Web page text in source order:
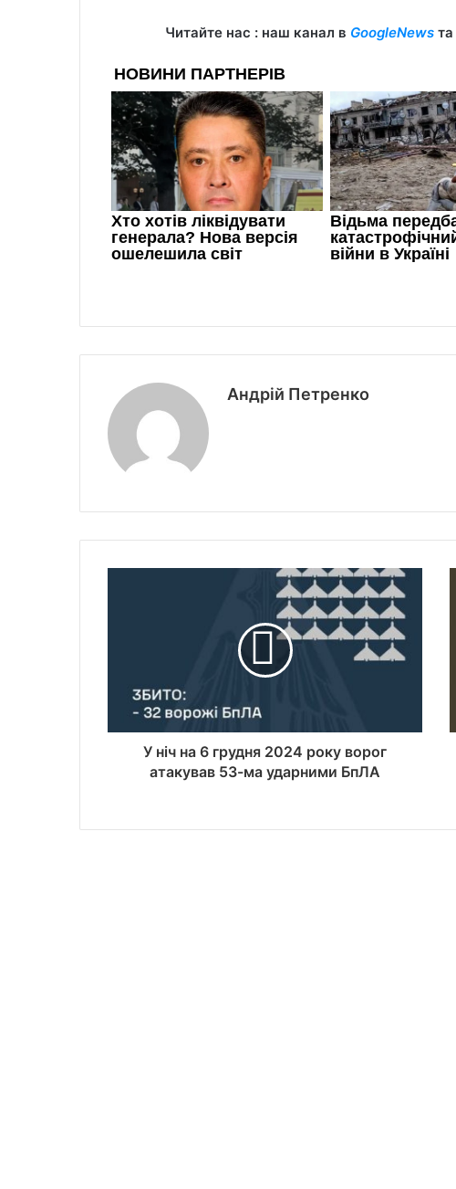
Читайте нас : наш канал в GoogleNewsта
Андрій Петренко
У ніч на 6 грудня 2024 року ворог
атакував 53-ма ударними БпЛА